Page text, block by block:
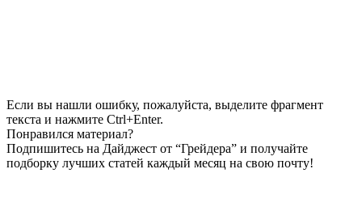
Если вы нашли ошибку, пожалуйста, выделите фрагмент
текста и нажмите Ctrl+Enter.
Понравился материал?
Подпишитесь на Дайджест от “Грейдера” и получайте
подборку лучших статей каждый месяц на свою почту!